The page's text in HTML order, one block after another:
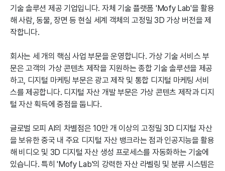
기술 솔루션 제공 기업입니다. 자체 기술 플랫폼 'Mofy Lab'을 활용
해 사람, 동물, 장면 등 현실 세계 객체의 고정밀 3D 가상 버전을 제
작합니다.
회사는 세 개의 핵심 사업 부문을 운영합니다. 가상 기술 서비스 부
문은 고객의 가상 콘텐츠 제작을 지원하는 종합 기술 솔루션을 제공
하고, 디지털 마케팅 부문은 광고 제작 및 통합 디지털 마케팅 서비
스를 제공합니다. 디지털 자산 개발 부문은 가상 콘텐츠 제작과 디지
털 자산 획득에 중점을 둡니다.
글로벌 모피 AI의 차별점은 10만 개 이상의 고정밀 3D 디지털 자산
을 보유한 중국 내 주요 디지털 자산 뱅크라는 점과 인공지능을 활용
해 비디오 및 3D 디지털 자산 생성 프로세스를 자동화하는 기술에
있습니다. 특히 'Mofy Lab'의 강력한 자산 라벨링 및 분류 시스템은